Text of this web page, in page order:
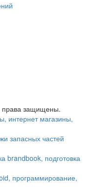
права защищены.
интернет магазины,
запасных частей
brandbook, подготовка
программирование,